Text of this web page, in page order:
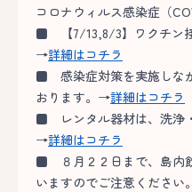
コロナウィルス感染症（
■ 【7/13,8/3】ワクチン
→詳細はコチラ
■ 感染症対策を実施しな
おります。→詳細はコチラ
■ レンタル器材は、洗浄
→詳細はコチラ
■ ８月２２日まで、島内
いますのでご注意ください。